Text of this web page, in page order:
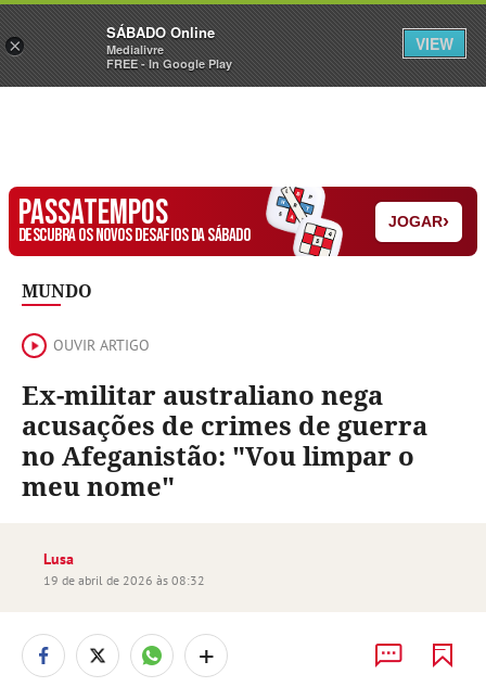
Sábado Assine Iniciar Sessão
PASSATEMPOS
DESCUBRA OS NOVOS DESAFIOS DA SÁBADO
JOGAR›
MUNDO
OUVIR ARTIGO
Ex-militar australiano nega
acusações de crimes de guerra
no Afeganistão: "Vou limpar o
meu nome"
Lusa
19 de abril de 2026 às 08:32
+
×
SÁBADO Online
Medialivre
FREE - In Google Play
VIEW